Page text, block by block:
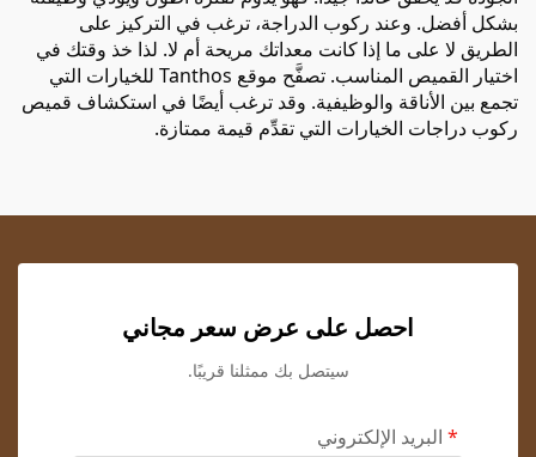
بشكل أفضل. وعند ركوب الدراجة، ترغب في التركيز على
الطريق لا على ما إذا كانت معداتك مريحة أم لا. لذا خذ وقتك في
اختيار القميص المناسب. تصفَّح موقع Tanthos للخيارات التي
تجمع بين الأناقة والوظيفية. وقد ترغب أيضًا في استكشاف قميص
ركوب دراجات الخيارات التي تقدِّم قيمة ممتازة.
احصل على عرض سعر مجاني
سيتصل بك ممثلنا قريبًا.
البريد الإلكتروني